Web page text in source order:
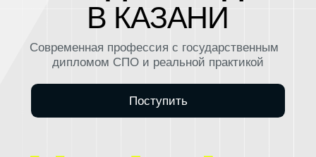
Современная профессия с государственным
дипломом СПО и реальной практикой
Поступить